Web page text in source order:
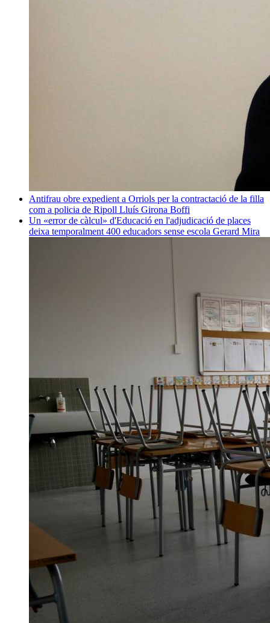
Antifrau obre expedient a Orriols per la contractació de la filla
com a policia de Ripoll Lluís Girona Boffi
Un «error de càlcul» d'Educació en l'adjudicació de places
deixa temporalment 400 educadors sense escola Gerard Mira